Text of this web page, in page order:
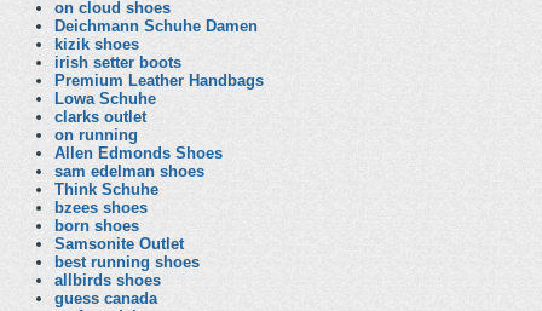
on cloud shoes
Deichmann Schuhe Damen
kizik shoes
irish setter boots
Premium Leather Handbags
Lowa Schuhe
clarks outlet
on running
Allen Edmonds Shoes
sam edelman shoes
Think Schuhe
bzees shoes
born shoes
Samsonite Outlet
best running shoes
allbirds shoes
guess canada